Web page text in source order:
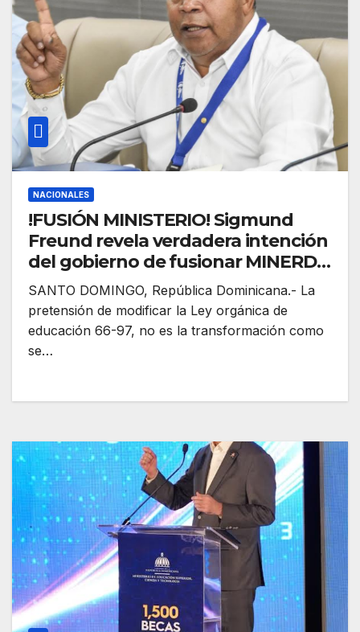
NACIONALES
!FUSIÓN MINISTERIO! Sigmund
Freund revela verdadera intención
del gobierno de fusionar MINERD-
MESCYT, lo que rechaza gremio de
profesores
SANTO DOMINGO, República Dominicana.- La
pretensión de modificar la Ley orgánica de
educación 66-97, no es la transformación como
se…